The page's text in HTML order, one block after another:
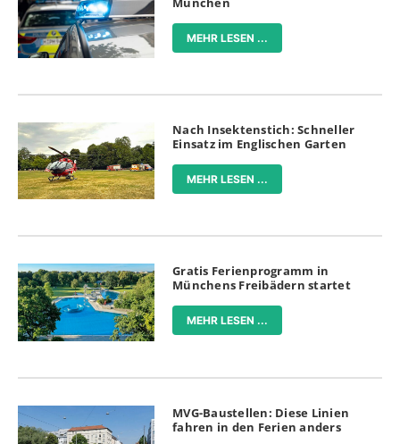
MEHR LESEN ...
Nach Insektenstich: Schneller
Einsatz im Englischen Garten
MEHR LESEN ...
Gratis Ferienprogramm in
Münchens Freibädern startet
MEHR LESEN ...
MVG-Baustellen: Diese Linien
fahren in den Ferien anders